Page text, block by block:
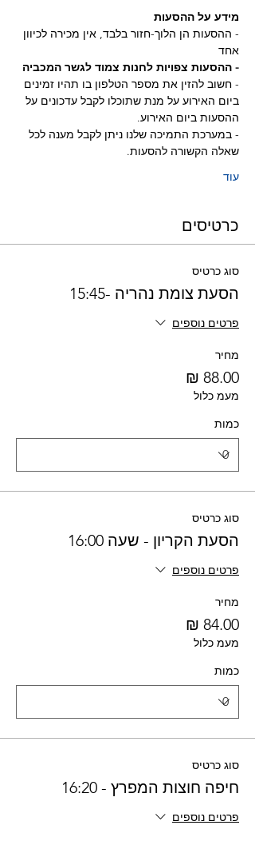
מידע על ההסעות
- ההסעות הן הלוך-חזור בלבד, אין מכירה לכיוון
אחד
- ההסעות צפויות לחנות צמוד לגשר המכביה
- חשוב להזין את מספר הטלפון בו תהיו זמינים
ביום האירוע על מנת שתוכלו לקבל עדכונים על
ההסעות ביום האירוע.
- במערכת התמיכה שלנו ניתן לקבל מענה לכל
שאלה הקשורה להסעות.
עוד
כרטיסים
סוג כרטיס
הסעת צומת נהריה -15:45
פרטים נוספים
מחיר
מעמ כלול
כמות
סוג כרטיס
הסעת הקריון - שעה 16:00
פרטים נוספים
מחיר
מעמ כלול
כמות
סוג כרטיס
חיפה חוצות המפרץ - 16:20
פרטים נוספים